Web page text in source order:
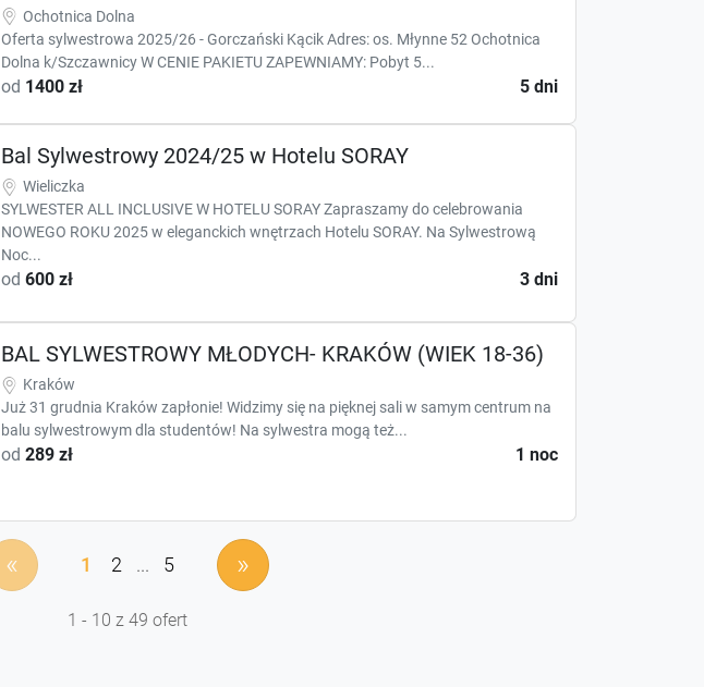
Ochotnica Dolna
Oferta sylwestrowa 2025/26 - Gorczański Kącik Adres: os. Młynne 52 Ochotnica
Dolna k/Szczawnicy W CENIE PAKIETU ZAPEWNIAMY: Pobyt 5...
od 1400 zł 5 dni
Bal Sylwestrowy 2024/25 w Hotelu SORAY
Wieliczka
SYLWESTER ALL INCLUSIVE W HOTELU SORAY Zapraszamy do celebrowania
NOWEGO ROKU 2025 w eleganckich wnętrzach Hotelu SORAY. Na Sylwestrową
Noc...
od 600 zł 3 dni
BAL SYLWESTROWY MŁODYCH- KRAKÓW (WIEK 18-36)
Kraków
Już 31 grudnia Kraków zapłonie! Widzimy się na pięknej sali w samym centrum na
balu sylwestrowym dla studentów! Na sylwestra mogą też...
od 289 zł 1 noc
« 1 2 ... 5 »
1 - 10 z 49 ofert